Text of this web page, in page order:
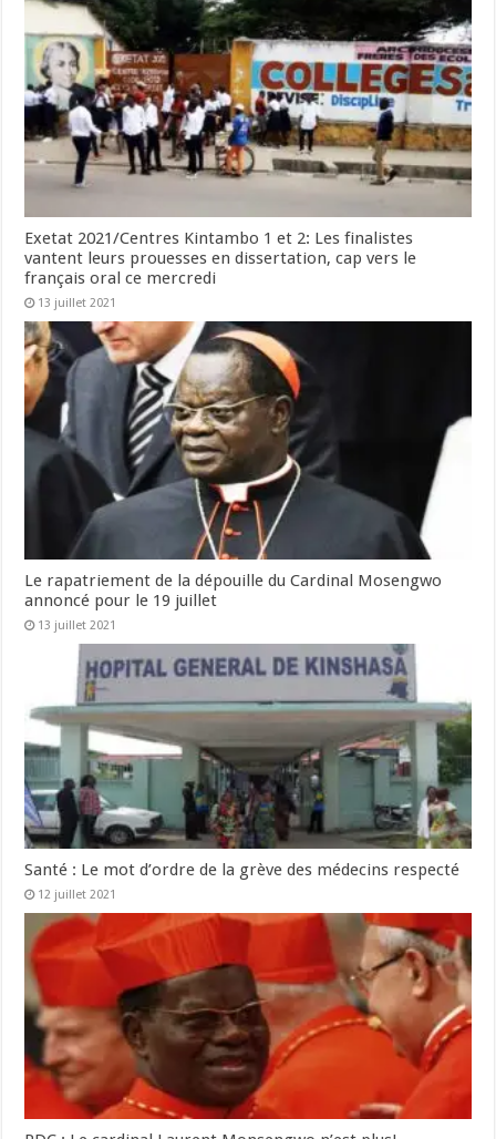
Exetat 2021/Centres Kintambo 1 et 2: Les finalistes
vantent leurs prouesses en dissertation, cap vers le
français oral ce mercredi
13 juillet 2021
Le rapatriement de la dépouille du Cardinal Mosengwo
annoncé pour le 19 juillet
13 juillet 2021
Santé : Le mot d’ordre de la grève des médecins respecté
12 juillet 2021